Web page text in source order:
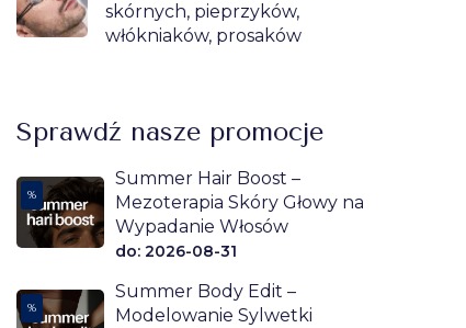
skórnych, pieprzyków,
włókniaków, prosaków
Sprawdź nasze promocje
%
Summer Hair Boost –
Mezoterapia Skóry Głowy na
Wypadanie Włosów
do: 2026-08-31
%
Summer Body Edit –
Modelowanie Sylwetki